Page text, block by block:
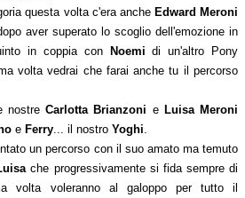
questa volta c'era anche Edward Meroni
aver superato lo scoglio dell'emozione in
in coppia con
Noemi di un'altro Pony
volta vedrai che farai anche tu il percorso
nostreCarlotta Brianzoni e Luisa Meroni
e Ferry ... il nostro Yoghi
un percorso con il suo amato ma temuto
che progressivamente si fida sempre di
volta voleranno al galoppo per tutto il